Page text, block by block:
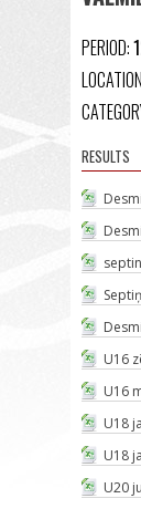
PERIOD:
RESULTS
U16
U16
U18
U18
U20